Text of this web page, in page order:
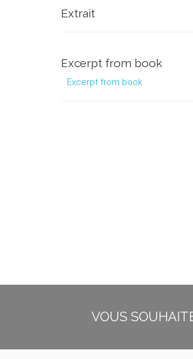
Extrait
Excerpt from book
Excerpt from book
VOUS